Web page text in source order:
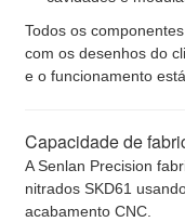
Todos os
com os desenhos do
e o funcionamento
Capacidade de
A Senlan Precision
nitrados SKD61
acabamento CNC.